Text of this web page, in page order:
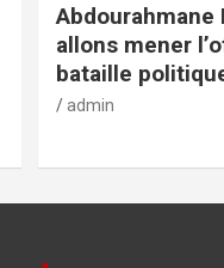
Abdourahmane
allons mener
bataille
admin